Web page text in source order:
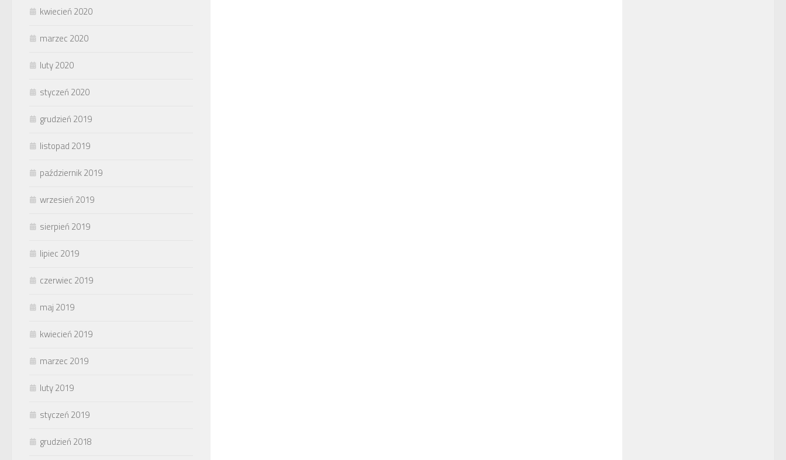
kwiecień 2020
marzec 2020
luty 2020
styczeń 2020
grudzień 2019
listopad 2019
październik 2019
wrzesień 2019
sierpień 2019
lipiec 2019
czerwiec 2019
maj 2019
kwiecień 2019
marzec 2019
luty 2019
styczeń 2019
grudzień 2018